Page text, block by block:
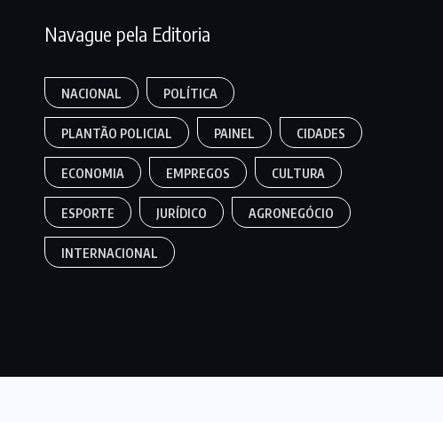
Navague pela Editoria
NACIONAL POLÍTICA
PLANTÃO POLICIAL PAINEL CIDADES
ECONOMIA EMPREGOS CULTURA
ESPORTE JURÍDICO AGRONEGÓCIO
INTERNACIONAL